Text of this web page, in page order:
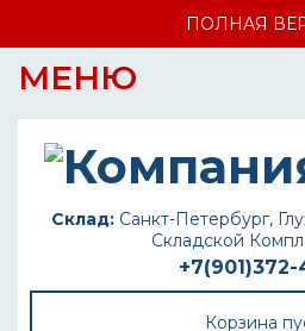
ПОЛНАЯ
МЕНЮ
Склад: Санкт-Петербург,
Складской
Корзина